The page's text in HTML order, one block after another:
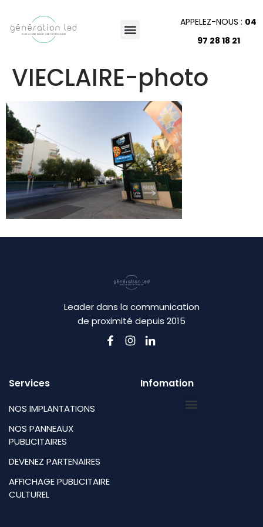
APPELEZ-NOUS : 04
97 28 18 21
VIECLAIRE-photo
Leader dans la communication
de proximité depuis 2015
Services
NOS IMPLANTATIONS
NOS PANNEAUX
PUBLICITAIRES
DEVENEZ PARTENAIRES
AFFICHAGE PUBLICITAIRE
CULTUREL
Infomation